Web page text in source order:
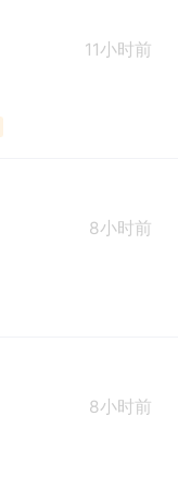
11小时前
8小时前
8小时前